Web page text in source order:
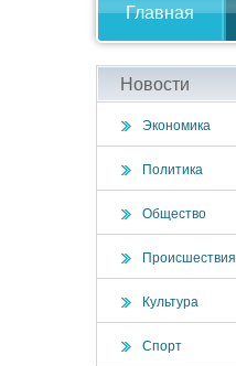
Главная
Новости
Экономика
Политика
Общество
Происшествия
Культура
Спорт